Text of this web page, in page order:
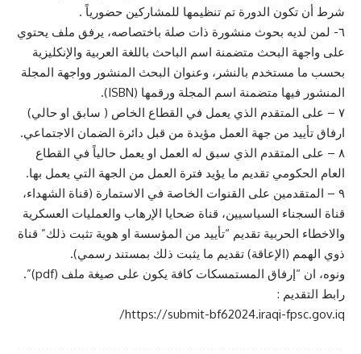
شرط أن تكون الدورة تم تنظيمها للمشاركين حضورياً .
٦- لمن لديه بحوث منشورة ذات صلة باختصاصه، يرفق ملف يحتوي
على واجهة البحث متضمنة اسم الباحث باللغة العربية والإنكليزية
بحسب ما مستخدم بالنشر، وعنوان البحث المنشور وواجهة المجلة
المنشور فيها متضمنة اسم المجلة ورقمها (ISBN).
٧ – على المتقدم الذي يعمل في القطاع الخاص ( سابق او حالي)
ارفاق تأييد من جهة العمل مؤيدة من قبل دائرة الضمان الاجتماعي.
٨ – على المتقدم الذي سبق له العمل او يعمل حالياً في القطاع
العام الحكومي تقديم ما يؤيد فترة العمل من الجهة التي يعمل بها.
٩ – المتقدمين على القنوات الخاصة في الاستمارة (قناة الشهداء،
قناة السجناء السياسيين، قناة ضحايا الإرهاب والعمليات العسكرية
والاخطاء الحربية تقديم “تأييد من المؤسسة او هوية تثبت ذلك” قناة
ذوي الهمم (الإعاقة) تقديم ما يثبت ذلك بمستند رسمي).
ونوه، ان “إرفاق المستمسكات كافة يكون على صيغة ملف (pdf)”.
رابط التقديم :
https://submit-bf62024.iraqi-fpsc.gov.iq/